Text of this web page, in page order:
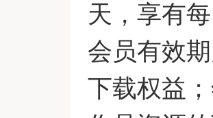
天，享有
会员有效
下载权益